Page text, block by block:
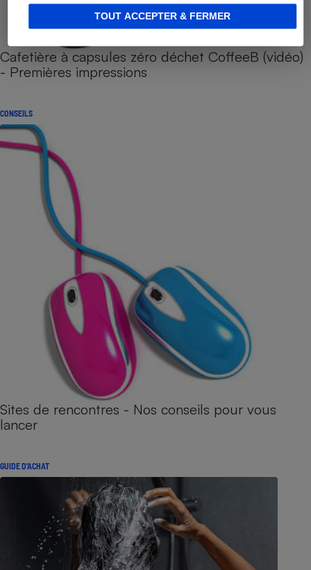
TOUT ACCEPTER & FERMER
Cafetière à capsules zéro déchet CoffeeB (vidéo)
- Premières impressions
CONSEILS
Sites de rencontres - Nos conseils pour vous
lancer
GUIDE D'ACHAT